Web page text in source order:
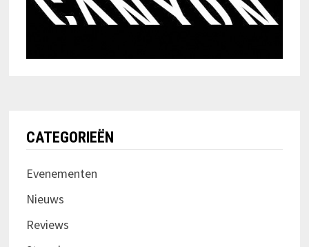
CATEGORIEËN
Evenementen
Nieuws
Reviews